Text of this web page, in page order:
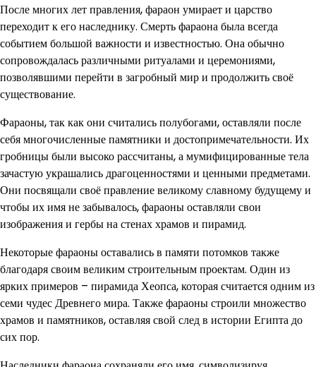
После многих лет правления, фараон умирает и царство
переходит к его наследнику. Смерть фараона была всегда
событием большой важности и известностью. Она обычно
сопровождалась различными ритуалами и церемониями,
позволявшими перейти в загробный мир и продолжить своё
существование.
Фараоны, так как они считались полубогами, оставляли после
себя многочисленные памятники и достопримечательности. Их
гробницы были высоко рассчитаны, а мумифицированные тела
зачастую украшались драгоценностями и ценными предметами.
Они посвящали своё правление великому славному будущему и
чтобы их имя не забывалось, фараоны оставляли свои
изображения и гербы на стенах храмов и пирамид.
Некоторые фараоны оставались в памяти потомков также
благодаря своим великим строительным проектам. Один из
ярких примеров – пирамида Хеопса, которая считается одним из
семи чудес Древнего мира. Также фараоны строили множество
храмов и памятников, оставляя свой след в истории Египта до
сих пор.